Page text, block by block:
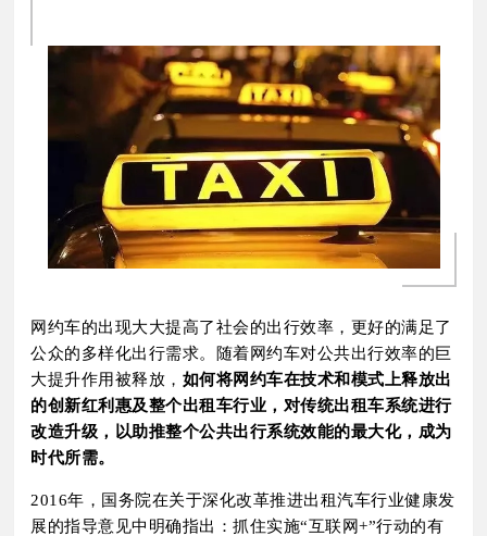
网约车的出现大大提高了社会的出行效率，更好的满足了
公众的多样化出行需求。随着网约车对公共出行效率的巨
大提升作用被释放， 如何将网约车在技术和模式上释放出
的创新红利惠及整个出租车行业，对传统出租车系统进行
改造升级，以助推整个公共出行系统效能的最大化，成为
时代所需。
2016年，国务院在关于深化改革推进出租汽车行业健康发
展的指导意见中明确指出：抓住实施“互联网+”行动的有